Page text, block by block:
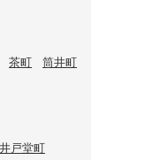
茶町
筒井町
戸堂町